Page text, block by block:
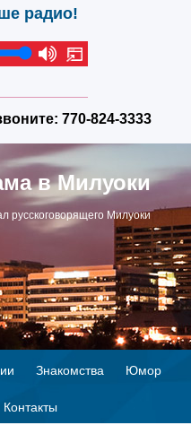
радио!
770-824-3333
в Милуоки
русскоговорящего Милуоки
▶
Знакомства Юмор
Контакты